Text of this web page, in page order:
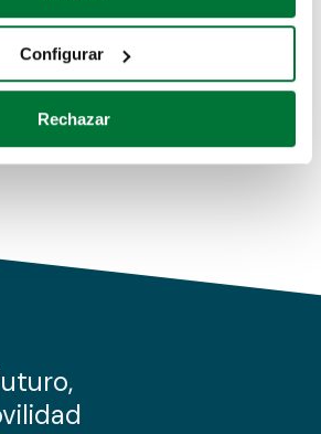
sobre su ubicación geográfica
analizándolo activamente
específicas (huellas
sobre cómo se procesan sus
uso que haga del sitio web con
redes sociales, publicidad y análisis
Configurar
Rechazar